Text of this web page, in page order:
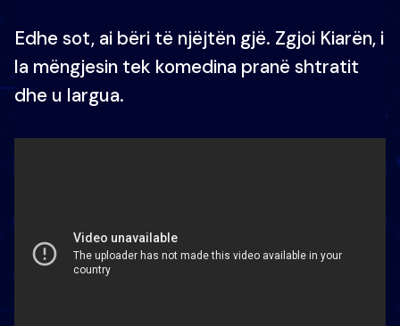
Edhe sot, ai bëri të njëjtën gjë. Zgjoi Kiarën, i
la mëngjesin tek komedina pranë shtratit
dhe u largua.